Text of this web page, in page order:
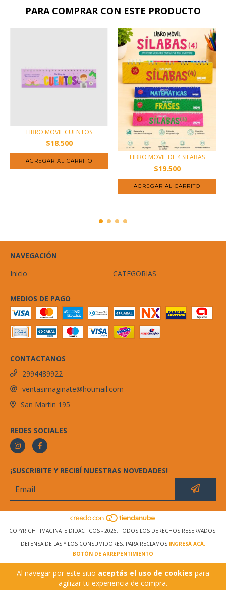
Al navegar por este sitio aceptás el uso de cookies para
agilizar tu experiencia de compra.
PARA COMPRAR CON ESTE PRODUCTO
LIBRO MOVIL CUENTOS
$18.500
LIBRO MOVIL DE 4 SILABAS
$19.500
NAVEGACIÓN
Inicio
CATEGORIAS
MEDIOS DE PAGO
CONTACTANOS
2994489922
ventasimaginate@hotmail.com
San Martin 195
REDES SOCIALES
¡SUSCRIBITE Y RECIBÍ NUESTRAS NOVEDADES!
COPYRIGHT IMAGINATE DIDACTICOS - 2026. TODOS LOS DERECHOS RESERVADOS.
DEFENSA DE LAS Y LOS CONSUMIDORES. PARA RECLAMOS INGRESÁ ACÁ.
BOTÓN DE ARREPENTIMIENTO